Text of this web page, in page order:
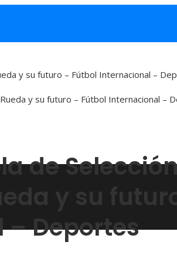
y su futuro – Fútbol Internacional –
de
y su
Deportes